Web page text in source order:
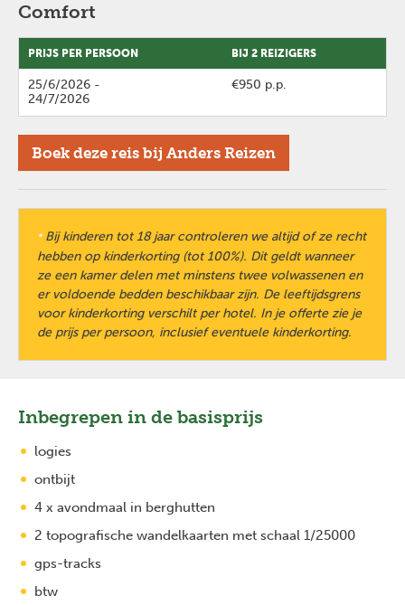
Comfort
PRIJS PER PERSOON BIJ 2 REIZIGERS
25/6/2026 -
24/7/2026
€950 p.p.
Boek deze reis bij Anders Reizen
*Bij kinderen tot 18 jaar controleren we altijd of ze recht
hebben op kinderkorting (tot 100%). Dit geldt wanneer
ze een kamer delen met minstens twee volwassenen en
er voldoende bedden beschikbaar zijn. De leeftijdsgrens
voor kinderkorting verschilt per hotel. In je offerte zie je
de prijs per persoon, inclusief eventuele kinderkorting.
Inbegrepen in de basisprijs
logies
ontbijt
4 x avondmaal in berghutten
2 topografische wandelkaarten met schaal 1/25000
gps-tracks
btw